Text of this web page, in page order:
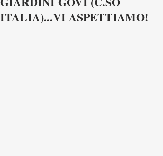
ITALIA)...VI ASPETTIAMO!